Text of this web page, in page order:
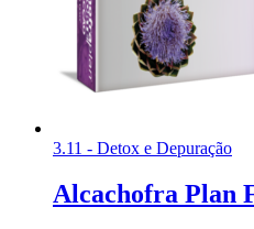
3.11 - Detox e Depuração
Alcachofra Plan